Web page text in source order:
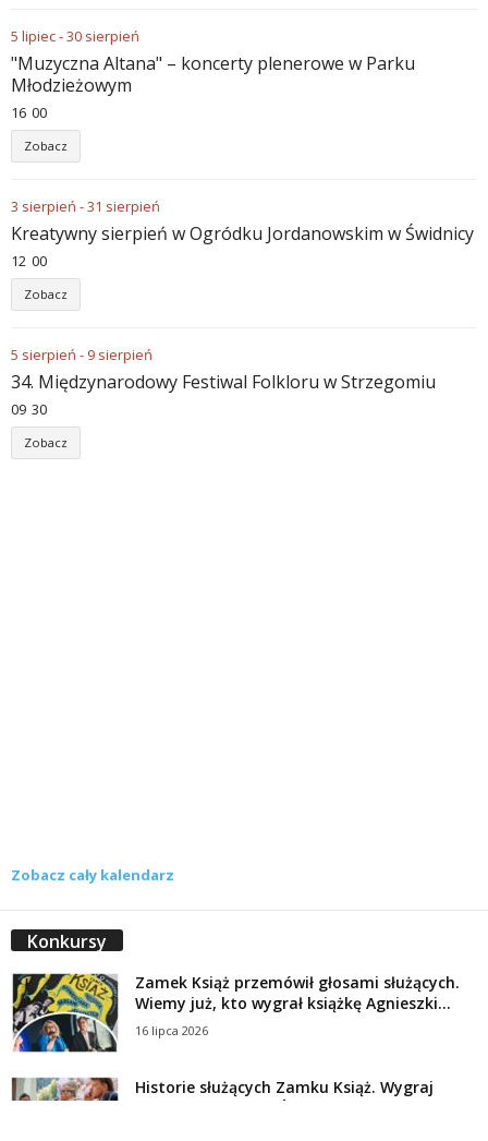
5 lipiec-30 sierpień
"Muzyczna Altana" – koncerty plenerowe w Parku
Młodzieżowym
16 00
Zobacz
3 sierpień -31 sierpień
Kreatywny sierpień w Ogródku Jordanowskim w Świdnicy
12 00
Zobacz
5 sierpień - 9 sierpień
34. Międzynarodowy Festiwal Folkloru w Strzegomiu
09 30
Zobacz
Zobacz cały kalendarz
Konkursy
Zamek Książ przemówił głosami służących.
Wiemy już, kto wygrał książkę Agnieszki...
16 lipca 2026
Historie służących Zamku Książ. Wygraj
najnowszą książkę Świdniczanki Agnieszki